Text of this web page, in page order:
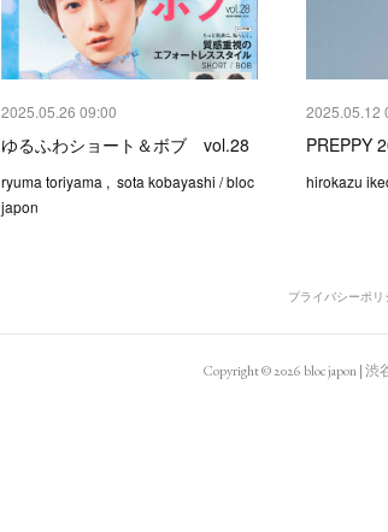
2025.05.26 09:00
ゆるふわショート＆ボブ vol.28
ryuma toriyama , sota kobayashi / bloc
japon
2025.05.12
PREPPY
hirokazu
プライバシーポリ
Copyright ©2026bloc japon |